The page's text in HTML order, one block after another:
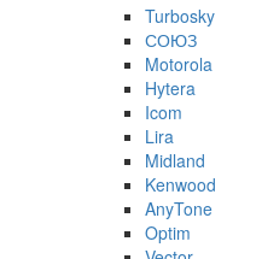
Turbosky
СОЮЗ
Motorola
Hytera
Icom
Lira
Midland
Kenwood
AnyTone
Optim